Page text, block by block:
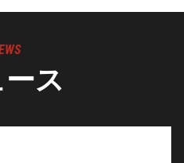
ス